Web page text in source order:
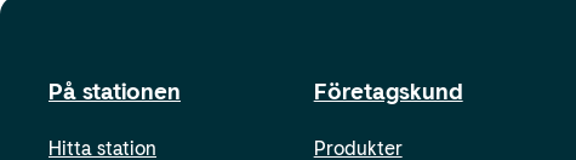
På stationen
Hitta station
Företagskund
Produkter